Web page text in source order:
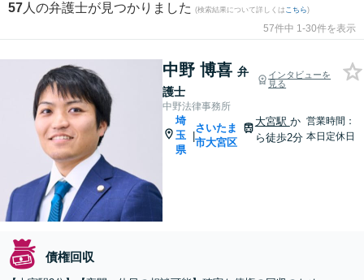
57 人の弁護士が見つかりました (検索結果について詳しくは こちら)
57件中 1-30件を表示
中野 博喜 弁
護士
インタビューを
見る
中野法律事務所
埼
玉
県
|
さいたま
市大宮区
大宮駅 か
ら徒歩2分
営業時間：
本日定休日
債権回収